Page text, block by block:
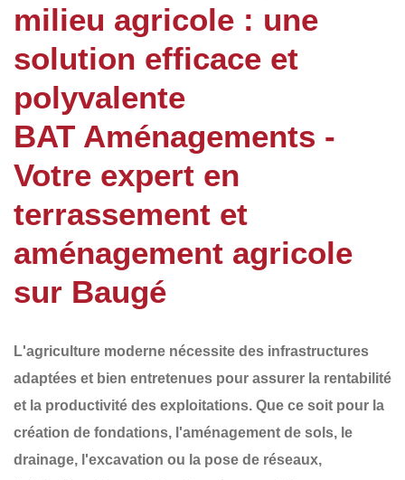
milieu agricole : une
solution efficace et
polyvalente
BAT Aménagements -
Votre expert en
terrassement et
aménagement agricole
sur Baugé
L'agriculture moderne nécessite des infrastructures
adaptées et bien entretenues pour assurer la rentabilité
et la productivité des exploitations. Que ce soit pour la
création de fondations, l'aménagement de sols, le
drainage, l'excavation ou la pose de réseaux,